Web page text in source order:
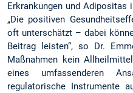
Erkrankungen und Adipositas
„Die positiven
oft unterschätzt – dabei
Beitrag leisten“, so Dr.
Maßnahmen kein
eines umfassenderen
regulatorische Instrumente